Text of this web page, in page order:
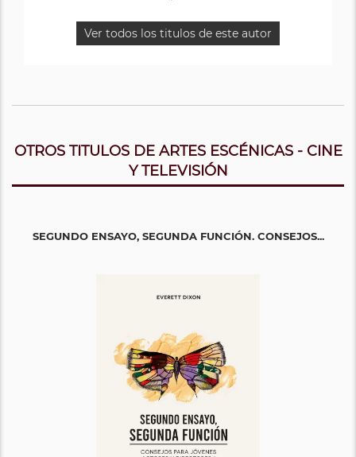
Ver todos los titulos de este autor
OTROS TITULOS DE ARTES ESCÉNICAS - CINE
Y TELEVISIÓN
SEGUNDO ENSAYO, SEGUNDA FUNCIÓN. CONSEJOS...